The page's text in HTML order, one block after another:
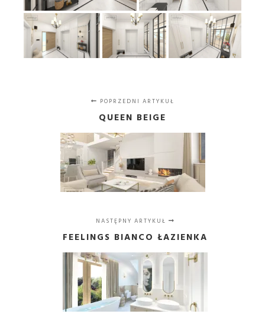
POPRZEDNI ARTYKUŁ
QUEEN BEIGE
NASTĘPNY ARTYKUŁ
FEELINGS BIANCO ŁAZIENKA